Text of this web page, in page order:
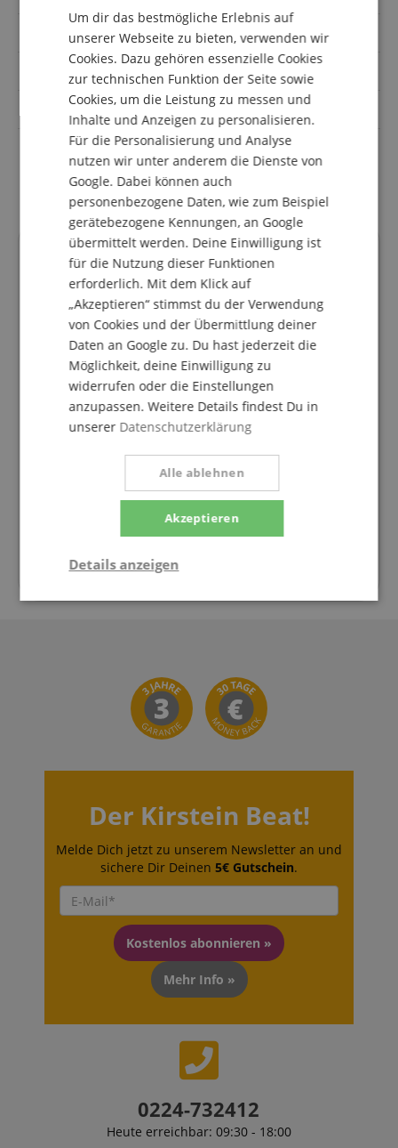
Klang
Pflege
Ländertuben
Deine Ansprechpartner
Hotline aktuell nicht besetzt. Du erreichst uns
wieder am Freitag den 07.08.2026 um 09:30 Uhr.
blaeser@kirstein.de
+49-8861-909494-5
Donnerstag
09:30 - 18:00
Freitag
09:30 - 18:00
09:30 - 13:30
09:30 - 18:00
09:30 - 18:00
Der Kirstein Beat!
Melde Dich jetzt zu unserem Newsletter an und
sichere Dir Deinen 5€ Gutschein.
Kostenlos abonnieren »
Mehr Info »
0224-732412
Heute erreichbar: 09:30 - 18:00
FRENCH
ITALIAN
SPANISH
Um dir das bestmögliche Erlebnis auf
unserer Webseite zu bieten, verwenden wir
Cookies. Dazu gehören essenzielle Cookies
zur technischen Funktion der Seite sowie
Cookies, um die Leistung zu messen und
Inhalte und Anzeigen zu personalisieren.
Für die Personalisierung und Analyse
nutzen wir unter anderem die Dienste von
Google. Dabei können auch
personenbezogene Daten, wie zum Beispiel
gerätebezogene Kennungen, an Google
übermittelt werden. Deine Einwilligung ist
für die Nutzung dieser Funktionen
erforderlich. Mit dem Klick auf
„Akzeptieren“ stimmst du der Verwendung
von Cookies und der Übermittlung deiner
Daten an Google zu. Du hast jederzeit die
Möglichkeit, deine Einwilligung zu
widerrufen oder die Einstellungen
anzupassen. Weitere Details findest Du in
unserer Datenschutzerklärung
Akzeptieren
Alle ablehnen
Details anzeigen
Statistik Marketing Funktional
Statistik Marketing Funktional
wie Besucher die Website nutzen, z.B. Analyse-
identifizieren.
Cookie
Anbieter /
Laufzeit Beschreibung
www.kirstein.at
Stunde
etc.).
Google-